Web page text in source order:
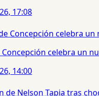
17:08
celebra un
14:00